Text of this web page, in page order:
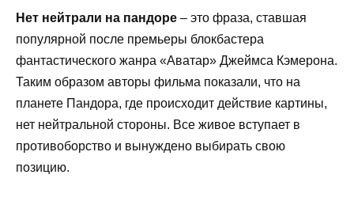
Нет нейтрали на пандоре – это фраза, ставшая
популярной после премьеры блокбастера
фантастического жанра «Аватар» Джеймса Кэмерона.
Таким образом авторы фильма показали, что на
планете Пандора, где происходит действие картины,
нет нейтральной стороны. Все живое вступает в
противоборство и вынуждено выбирать свою
позицию.